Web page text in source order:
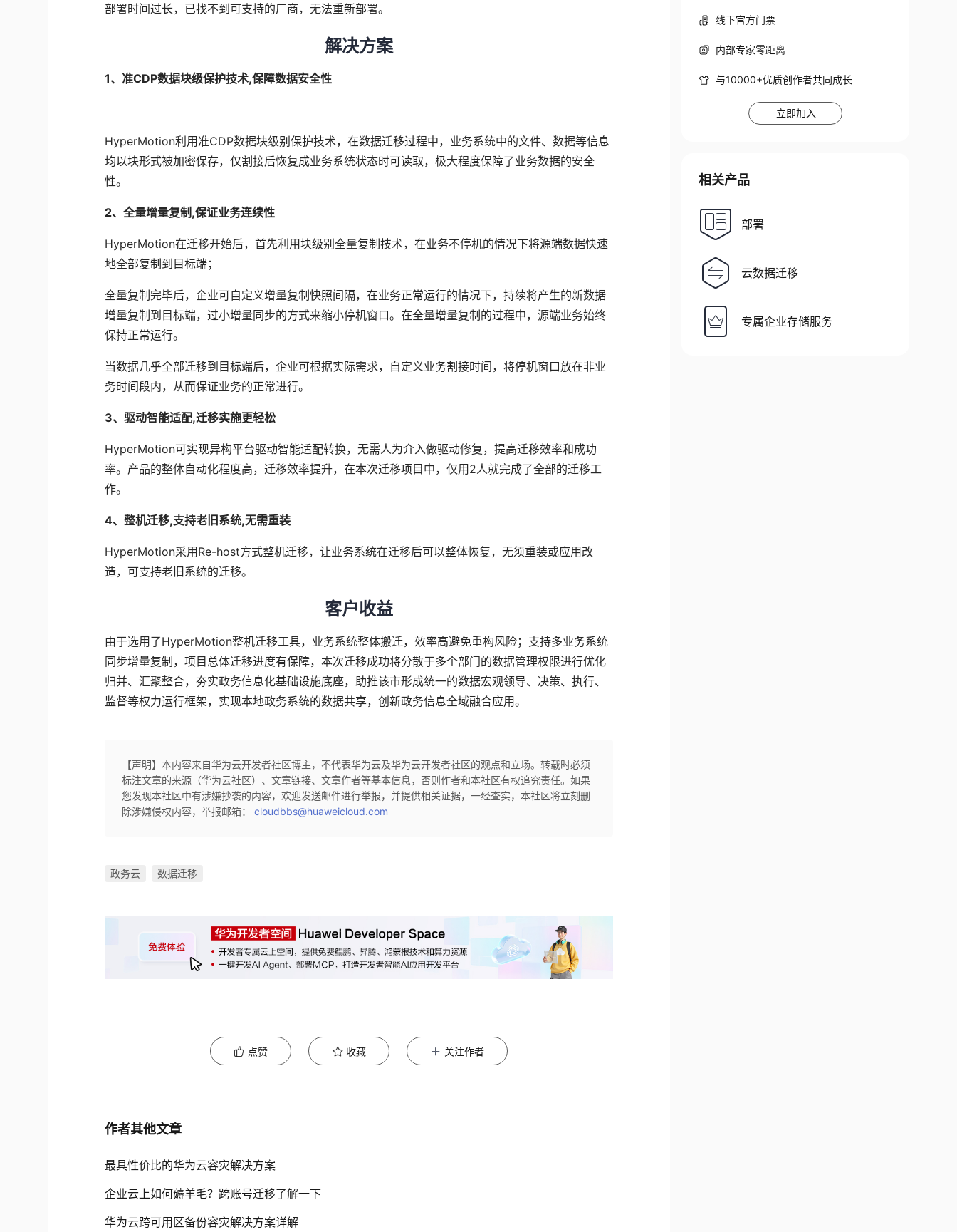
部署时间过长，已找不到可支持的厂商，无法重新部署。
解决方案
1、准CDP数据块级保护技术,保障数据安全性
HyperMotion利用准CDP数据块级别保护技术，在数据迁移过程中，业务系统中的文件、数据等信息
均以块形式被加密保存，仅割接后恢复成业务系统状态时可读取，极大程度保障了业务数据的安全
性。
2、全量增量复制,保证业务连续性
HyperMotion在迁移开始后，首先利用块级别全量复制技术，在业务不停机的情况下将源端数据快速
地全部复制到目标端；
全量复制完毕后，企业可自定义增量复制快照间隔，在业务正常运行的情况下，持续将产生的新数据
增量复制到目标端，过小增量同步的方式来缩小停机窗口。在全量增量复制的过程中，源端业务始终
保持正常运行。
当数据几乎全部迁移到目标端后，企业可根据实际需求，自定义业务割接时间，将停机窗口放在非业
务时间段内，从而保证业务的正常进行。
3、驱动智能适配,迁移实施更轻松
HyperMotion可实现异构平台驱动智能适配转换，无需人为介入做驱动修复，提高迁移效率和成功
率。产品的整体自动化程度高，迁移效率提升，在本次迁移项目中，仅用2人就完成了全部的迁移工
作。
4、整机迁移,支持老旧系统,无需重装
HyperMotion采用Re-host方式整机迁移，让业务系统在迁移后可以整体恢复，无须重装或应用改
造，可支持老旧系统的迁移。
客户收益
由于选用了HyperMotion整机迁移工具，业务系统整体搬迁，效率高避免重构风险；支持多业务系统
同步增量复制，项目总体迁移进度有保障，本次迁移成功将分散于多个部门的数据管理权限进行优化
归并、汇聚整合，夯实政务信息化基础设施底座，助推该市形成统一的数据宏观领导、决策、执行、
监督等权力运行框架，实现本地政务系统的数据共享，创新政务信息全域融合应用。
【声明】本内容来自华为云开发者社区博主，不代表华为云及华为云开发者社区的观点和立场。转载时必须
标注文章的来源（华为云社区）、文章链接、文章作者等基本信息，否则作者和本社区有权追究责任。如果
您发现本社区中有涉嫌抄袭的内容，欢迎发送邮件进行举报，并提供相关证据，一经查实，本社区将立刻删
除涉嫌侵权内容，举报邮箱：cloudbbs@huaweicloud.com
政务云 数据迁移
点赞 收藏 关注作者
作者其他文章
最具性价比的华为云容灾解决方案
企业云上如何薅羊毛？跨账号迁移了解一下
华为云跨可用区备份容灾解决方案详解
线下官方门票
内部专家零距离
与10000+优质创作者共同成长
立即加入
相关产品
部署
云数据迁移
专属企业存储服务